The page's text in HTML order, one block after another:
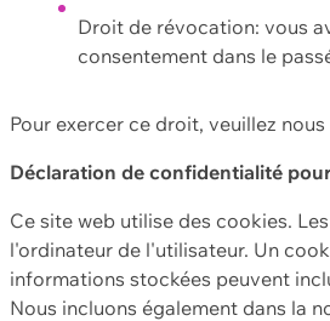
Droit de révocation: vous
consentement dans le
Pour exercer ce droit, veuillez
Déclaration de confidentialité
Ce site web utilise des cookies.
l'ordinateur de l'utilisateur. Un
informations stockées peuvent
Nous incluons également dans la